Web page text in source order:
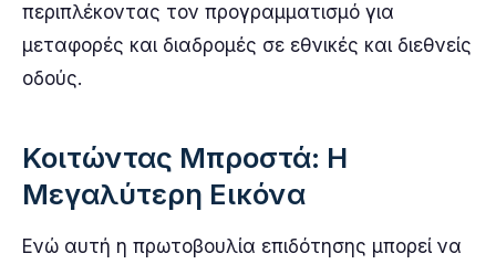
περιπλέκοντας τον προγραμματισμό για
μεταφορές και διαδρομές σε εθνικές και διεθνείς
οδούς.
Κοιτώντας Μπροστά: Η
Μεγαλύτερη Εικόνα
Ενώ αυτή η πρωτοβουλία επιδότησης μπορεί να